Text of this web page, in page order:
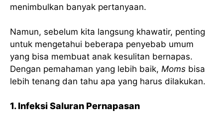
menimbulkan banyak pertanyaan.
Namun, sebelum kita langsung khawatir, penting
untuk mengetahui beberapa penyebab umum
yang bisa membuat anak kesulitan bernapas.
Dengan pemahaman yang lebih baik, Moms bisa
lebih tenang dan tahu apa yang harus dilakukan.
1. Infeksi Saluran Pernapasan